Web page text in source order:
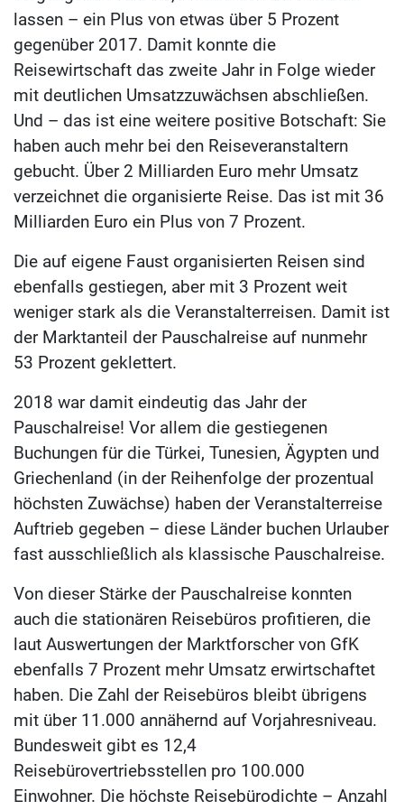
lassen – ein Plus von etwas über 5 Prozent
gegenüber 2017. Damit konnte die
Reisewirtschaft das zweite Jahr in Folge wieder
mit deutlichen Umsatzzuwächsen abschließen.
Und – das ist eine weitere positive Botschaft: Sie
haben auch mehr bei den Reiseveranstaltern
gebucht. Über 2 Milliarden Euro mehr Umsatz
verzeichnet die organisierte Reise. Das ist mit 36
Milliarden Euro ein Plus von 7 Prozent.
Die auf eigene Faust organisierten Reisen sind
ebenfalls gestiegen, aber mit 3 Prozent weit
weniger stark als die Veranstalterreisen. Damit ist
der Marktanteil der Pauschalreise auf nunmehr
53 Prozent geklettert.
2018 war damit eindeutig das Jahr der
Pauschalreise! Vor allem die gestiegenen
Buchungen für die Türkei, Tunesien, Ägypten und
Griechenland (in der Reihenfolge der prozentual
höchsten Zuwächse) haben der Veranstalterreise
Auftrieb gegeben – diese Länder buchen Urlauber
fast ausschließlich als klassische Pauschalreise.
Von dieser Stärke der Pauschalreise konnten
auch die stationären Reisebüros profitieren, die
laut Auswertungen der Marktforscher von GfK
ebenfalls 7 Prozent mehr Umsatz erwirtschaftet
haben. Die Zahl der Reisebüros bleibt übrigens
mit über 11.000 annähernd auf Vorjahresniveau.
Bundesweit gibt es 12,4
Reisebürovertriebsstellen pro 100.000
Einwohner. Die höchste Reisebürodichte – Anzahl